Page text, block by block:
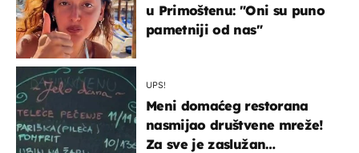
u Primoštenu: "Oni su puno
pametniji od nas"
UPS!
Meni domaćeg restorana
nasmijao društvene mreže!
Za sve je zaslužan